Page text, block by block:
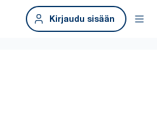
Kirjaudu sisään